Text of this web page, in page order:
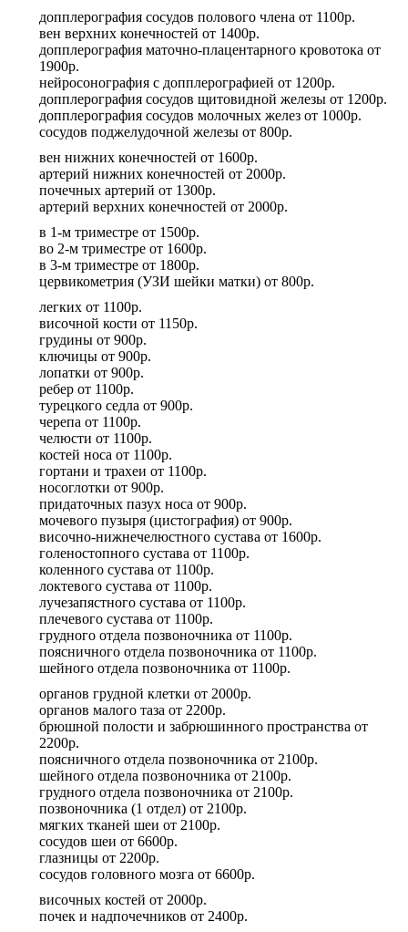
допплерография сосудов полового члена от 1100р.
вен верхних конечностей от 1400р.
допплерография маточно-плацентарного кровотока от
1900р.
нейросонография с допплерографией от 1200р.
допплерография сосудов щитовидной железы от 1200р.
допплерография сосудов молочных желез от 1000р.
сосудов поджелудочной железы от 800р.
вен нижних конечностей от 1600р.
артерий нижних конечностей от 2000р.
почечных артерий от 1300р.
артерий верхних конечностей от 2000р.
в 1-м триместре от 1500р.
во 2-м триместре от 1600р.
в 3-м триместре от 1800р.
цервикометрия (УЗИ шейки матки) от 800р.
легких от 1100р.
височной кости от 1150р.
грудины от 900р.
ключицы от 900р.
лопатки от 900р.
ребер от 1100р.
турецкого седла от 900р.
черепа от 1100р.
челюсти от 1100р.
костей носа от 1100р.
гортани и трахеи от 1100р.
носоглотки от 900р.
придаточных пазух носа от 900р.
мочевого пузыря (цистография) от 900р.
височно-нижнечелюстного сустава от 1600р.
голеностопного сустава от 1100р.
коленного сустава от 1100р.
локтевого сустава от 1100р.
лучезапястного сустава от 1100р.
плечевого сустава от 1100р.
грудного отдела позвоночника от 1100р.
поясничного отдела позвоночника от 1100р.
шейного отдела позвоночника от 1100р.
органов грудной клетки от 2000р.
органов малого таза от 2200р.
брюшной полости и забрюшинного пространства от
2200р.
поясничного отдела позвоночника от 2100р.
шейного отдела позвоночника от 2100р.
грудного отдела позвоночника от 2100р.
позвоночника (1 отдел) от 2100р.
мягких тканей шеи от 2100р.
сосудов шеи от 6600р.
глазницы от 2200р.
сосудов головного мозга от 6600р.
височных костей от 2000р.
почек и надпочечников от 2400р.